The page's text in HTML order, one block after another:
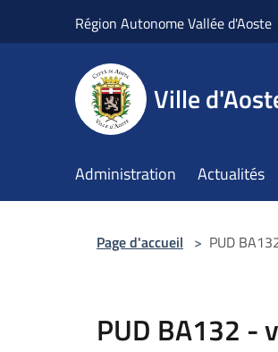
Région Autonome Vallée d'Aoste
Ville
Administration Actualités
Page d'accueil > PUD
PUD BA132 -